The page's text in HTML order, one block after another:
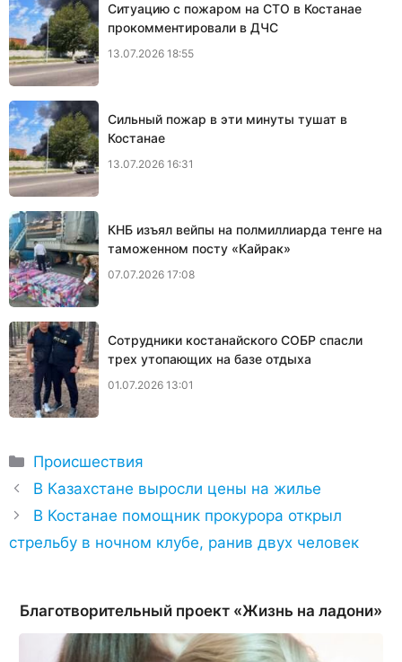
Ситуацию с пожаром на СТО в Костанае
прокомментировали в ДЧС
13.07.2026 18:55
Сильный пожар в эти минуты тушат в
Костанае
13.07.2026 16:31
КНБ изъял вейпы на полмиллиарда тенге на
таможенном посту «Кайрак»
07.07.2026 17:08
Сотрудники костанайского СОБР спасли
трех утопающих на базе отдыха
01.07.2026 13:01
Рубрики
Происшествия
В Казахстане выросли цены на жилье
В Костанае помощник прокурора открыл
стрельбу в ночном клубе, ранив двух человек
Благотворительный проект «Жизнь на ладони»